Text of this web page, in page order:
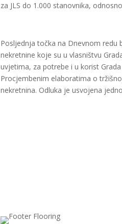
za JLS do 1.000 stanovnika,
Posljednja točka na Dnevnom redu
nekretnine koje su u vlasništvu
uvjetima, za potrebe i u korist
Procjembenim elaboratima o
nekretnina. Odluka je usvojena